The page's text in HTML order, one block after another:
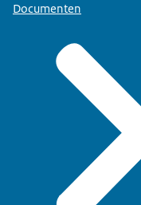
Documenten